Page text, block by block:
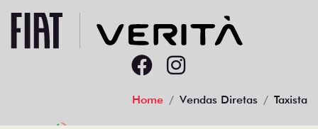
Home Vendas Diretas Taxista